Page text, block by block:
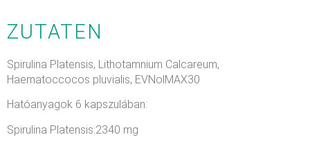
ZUTATEN
Spirulina Platensis, Lithotamnium Calcareum,
Haematoccocos pluvialis, EVNolMAX30
Hatóanyagok 6 kapszulában:
Spirulina Platensis:2340 mg